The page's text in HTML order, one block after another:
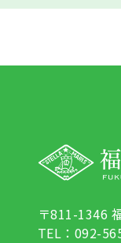
〒811-1346
TEL：092-